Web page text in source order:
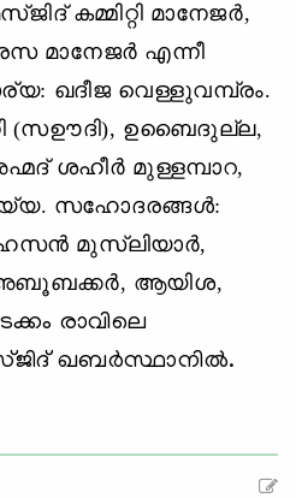
കമ്മിറ്റി മാനേജര്‍,
മാനേജര്‍ എന്നീ
ഖദീജ വെള്ളുവമ്പ്രം.
(സഊദി), ഉബൈദുല്ല,
ശഹീര്‍ മുള്ളമ്പാറ,
സഹോദരങ്ങള്‍:
മുസ്‌ലിയാര്‍,
ആയിശ,
രാവിലെ
ഖബര്‍സ്ഥാനില്‍.